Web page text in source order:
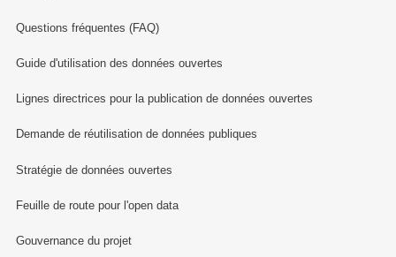
Questions fréquentes (FAQ)
Guide d'utilisation des données ouvertes
Lignes directrices pour la publication de données ouvertes
Demande de réutilisation de données publiques
Stratégie de données ouvertes
Feuille de route pour l'open data
Gouvernance du projet